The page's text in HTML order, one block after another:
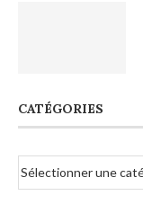
CATÉGORIES